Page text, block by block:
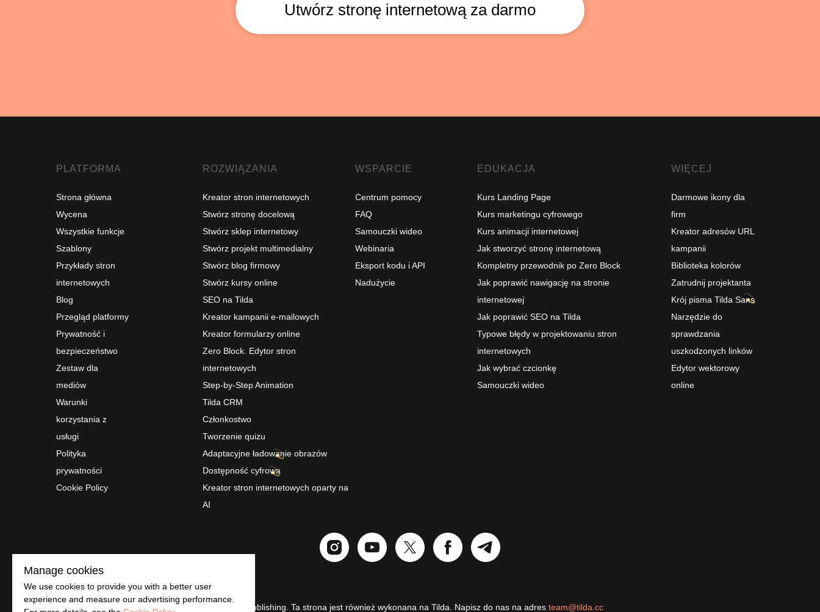
Manage cookies
We use cookies to provide you with a better user
experience and measure our advertising performance.
Utwórz stronę internetową za darmo
PLATFORMA
Strona główna
Wycena
Wszystkie funkcje
Szablony
Przykłady stron
internetowych
Blog
Przegląd platformy
Prywatność i
bezpieczeństwo
Zestaw dla
mediów
Warunki
korzystania z
usługi
Polityka
prywatności
Cookie Policy
ROZWIĄZANIA
Kreator stron internetowych
Stwórz stronę docelową
Stwórz sklep internetowy
Stwórz projekt multimedialny
Stwórz blog firmowy
Stwórz kursy online
SEO na Tilda
Kreator kampanii e-mailowych
Kreator formularzy online
Zero Block. Edytor stron
internetowych
Step-by-Step Animation
Tilda CRM
Członkostwo
Tworzenie quizu
Adaptacyjne ładowanie obrazów
Dostępność cyfrowa
Kreator stron internetowych oparty na
AI
WSPARCIE
Centrum pomocy
FAQ
Samouczki wideo
Webinaria
Eksport kodu i API
Nadużycie
EDUKACJA
Kurs Landing Page
Kurs marketingu cyfrowego
Kurs animacji internetowej
Jak stworzyć stronę internetową
Kompletny przewodnik po Zero Block
Jak poprawić nawigację na stronie
internetowej
Jak poprawić SEO na Tilda
Typowe błędy w projektowaniu stron
internetowych
Jak wybrać czcionkę
Samouczki wideo
WIĘCEJ
Darmowe ikony dla
firm
Kreator adresów URL
kampanii
Biblioteka kolorów
Zatrudnij projektanta
Krój pisma Tilda Sans
Narzędzie do
sprawdzania
uszkodzonych linków
Edytor wektorowy
online
© Tilda Publishing. Ta strona jest również wykonana na Tilda. Napisz do nas na adres
© Tilda Publishing. Ta strona jest również wykonana na Tilda. Napisz do nas na adres team@tilda.cc